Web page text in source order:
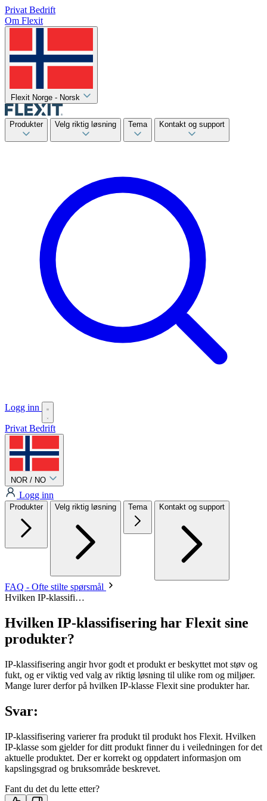
Privat Bedrift
Om Flexit
Flexit Norge - Norsk
Produkter Velg riktig løsning Tema Kontakt og support
Logg inn
Privat Bedrift
NOR / NO
Logg inn
Produkter Velg riktig løsning Tema Kontakt og support
FAQ - Ofte stilte spørsmål
Hvilken IP-klassifi…
Hvilken IP-klassifisering har Flexit sine
produkter?
IP-klassifisering angir hvor godt et produkt er beskyttet mot støv og
fukt, og er viktig ved valg av riktig løsning til ulike rom og miljøer.
Mange lurer derfor på hvilken IP-klasse Flexit sine produkter har.
Svar:
IP-klassifisering varierer fra produkt til produkt hos Flexit. Hvilken
IP-klasse som gjelder for ditt produkt finner du i veiledningen for det
aktuelle produktet. Der er korrekt og oppdatert informasjon om
kapslingsgrad og bruksområde beskrevet.
Fant du det du lette etter?